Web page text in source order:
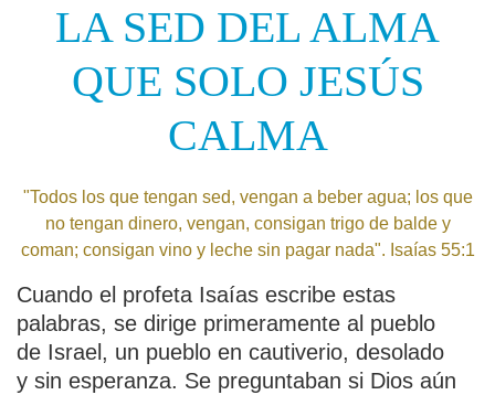
LA SED DEL ALMA
QUE SOLO JESÚS
CALMA
"Todos los que tengan sed, vengan a beber agua; los que
no tengan dinero, vengan, consigan trigo de balde y
coman; consigan vino y leche sin pagar nada". Isaías 55:1
Cuando el profeta Isaías escribe estas
palabras, se dirige primeramente al pueblo
de Israel, un pueblo en cautiverio, desolado
y sin esperanza. Se preguntaban si Dios aún